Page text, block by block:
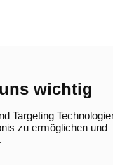
wichtig
Targeting
zu ermöglichen und